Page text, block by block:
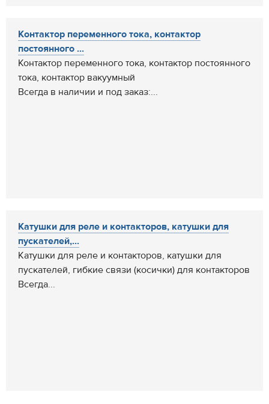
Контактор переменного тока, контактор
постоянного ...
Контактор переменного тока, контактор постоянного
тока, контактор вакуумный
Всегда в наличии и под заказ:...
Катушки для реле и контакторов, катушки для
пускателей,...
Катушки для реле и контакторов, катушки для
пускателей, гибкие связи (косички) для контакторов
Всегда...